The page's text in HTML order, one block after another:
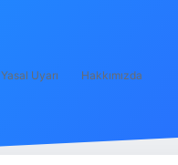
Yasal Uyarı Hakkımızda